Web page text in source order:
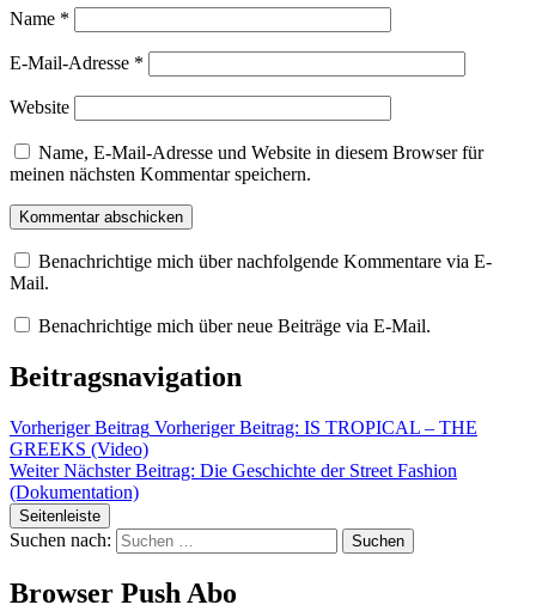
Name *
E-Mail-Adresse *
Website
Name, E-Mail-Adresse und Website in diesem Browser für
meinen nächsten Kommentar speichern.
Benachrichtige mich über nachfolgende Kommentare via E-
Mail.
Benachrichtige mich über neue Beiträge via E-Mail.
Beitragsnavigation
Vorheriger Beitrag Vorheriger Beitrag: IS TROPICAL – THE
GREEKS (Video)
Weiter Nächster Beitrag: Die Geschichte der Street Fashion
(Dokumentation)
Seitenleiste
Suchen nach:
Browser Push Abo